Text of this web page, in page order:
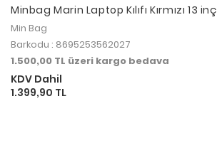
Minbag Marin Laptop Kılıfı Kırmızı 13 inç
Min Bag
Barkodu : 8695253562027
1.500,00 TL üzeri kargo bedava
KDV Dahil
1.399,90 TL